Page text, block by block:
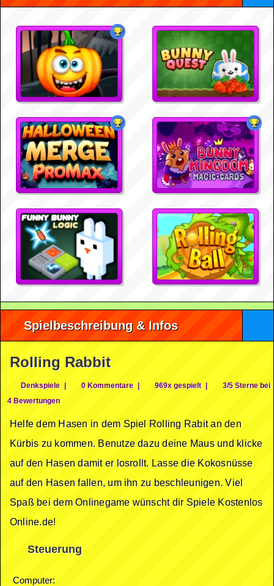
Spielbeschreibung & Infos
Rolling Rabbit
Denkspiele | 0 Kommentare | 969x gespielt |
3/5 Sterne bei
4 Bewertungen
Helfe dem Hasen in dem Spiel Rolling Rabit an den
Kürbis zu kommen. Benutze dazu deine Maus und klicke
auf den Hasen damit er losrollt. Lasse die Kokosnüsse
auf den Hasen fallen, um ihn zu beschleunigen. Viel
Spaß bei dem Onlinegame wünscht dir Spiele Kostenlos
Online.de!
Steuerung
Computer: